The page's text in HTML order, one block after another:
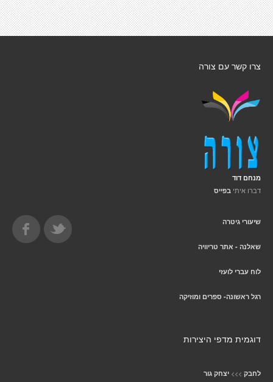
צרו קשר עם צורה
מנחם דוד
דברו איתי בפייס
שיעורי גיטרה
שאלנה - אתר טריוויה
לוח עברי לועזי
רגל ראשונה- ספרים ומוזיקה
דוגמית מדפי היצירות
לחבק >>> יצחק גור